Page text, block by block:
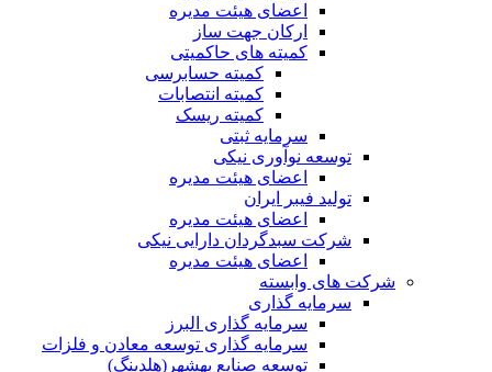
اعضای هیئت مدیره
ارکان جهت ساز
کمیته های حاکمیتی
کمیته حسابرسی
کمیته انتصابات
کمیته ریسک
سرمایه ثبتی
توسعه نوآوری نیکی
اعضای هیئت مدیره
تولید فیبر ایران
اعضای هیئت مدیره
شرکت سبدگردان دارایی نیکی
اعضای هیئت مدیره
شرکت های وابسته
سرمایه گذاری
سرمایه گذاری البرز
سرمایه گذاری توسعه معادن و فلزات
توسعه‌ صنایع‌ بهشهر(هلدینگ)